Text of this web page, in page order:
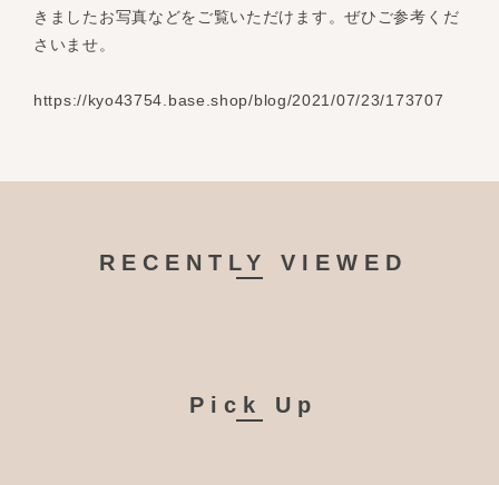
きましたお写真などをご覧いただけます。ぜひご参考くだ
さいませ。
https://kyo43754.base.shop/blog/2021/07/23/173707
RECENTLY VIEWED
Pick Up